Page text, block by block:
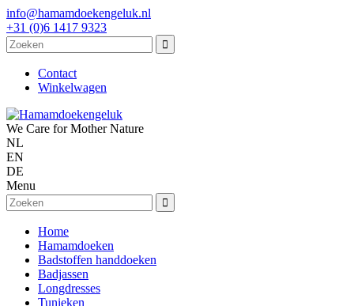
info@hamamdoekengeluk.nl
+31 (0)6 1417 9323
Contact
Winkelwagen
We Care for Mother Nature
NL
EN
DE
Menu
Home
Hamamdoeken
Badstoffen handdoeken
Badjassen
Longdresses
Tunieken